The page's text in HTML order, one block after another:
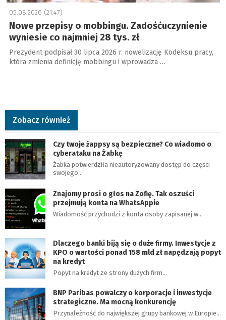
05.08.2026 (21:47)
Nowe przepisy o mobbingu. Zadośćuczynienie
wyniesie co najmniej 28 tys. zł
Prezydent podpisał 30 lipca 2026 r. nowelizację Kodeksu pracy,
która zmienia definicję mobbingu i wprowadza …
Zobacz również
Czy twoje żappsy są bezpieczne? Co wiadomo o
cyberataku na Żabkę
Żabka potwierdziła nieautoryzowany dostęp do części
swojego…
Znajomy prosi o głos na Zofię. Tak oszuści
przejmują konta na WhatsAppie
Wiadomość przychodzi z konta osoby zapisanej w…
Dlaczego banki biją się o duże firmy. Inwestycje z
KPO o wartości ponad 158 mld zł napędzają popyt
na kredyt
Popyt na kredyt ze strony dużych firm…
BNP Paribas powalczy o korporacje i inwestycje
strategiczne. Ma mocną konkurencję
Przynależność do największej grupy bankowej w Europie…